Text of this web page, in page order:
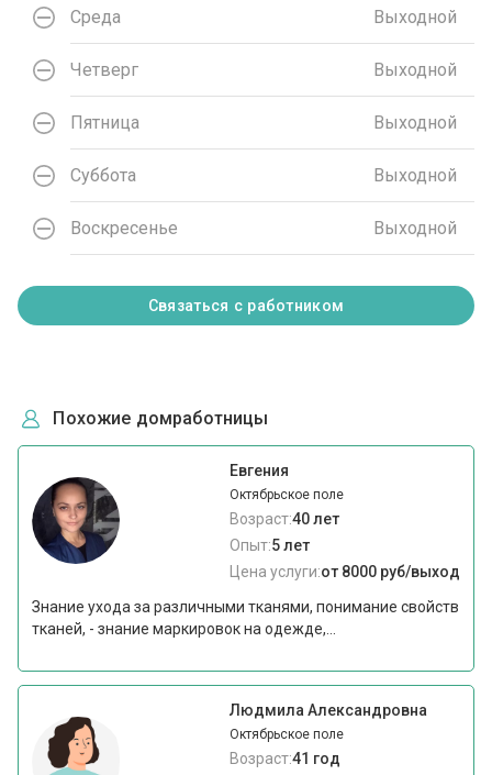
Среда Выходной
Четверг Выходной
Пятница Выходной
Суббота Выходной
Воскресенье Выходной
Связаться с работником
Похожие домработницы
Евгения
Октябрьское поле
Возраст:40 лет
Опыт:5 лет
Цена услуги:от 8000 руб/выход
Знание ухода за различными тканями, понимание свойств
тканей, - знание маркировок на одежде,...
Людмила Александровна
Октябрьское поле
Возраст:41 год